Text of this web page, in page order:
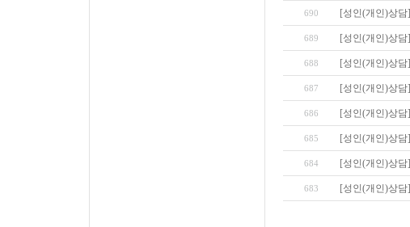
690 [성인(개인)상담]
689 [성인(개인)상담]
688 [성인(개인)상담]
687 [성인(개인)상담]
686 [성인(개인)상담]
685 [성인(개인)상담]
684 [성인(개인)상담]
683 [성인(개인)상담]